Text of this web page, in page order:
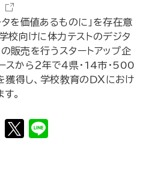
を価値あるものに」を存在意
校向けに体力テストのデジタ
の販売を行うスタートアップ企
ースから２年で４県・14市・500
得し、学校教育のＤＸにおけ
。